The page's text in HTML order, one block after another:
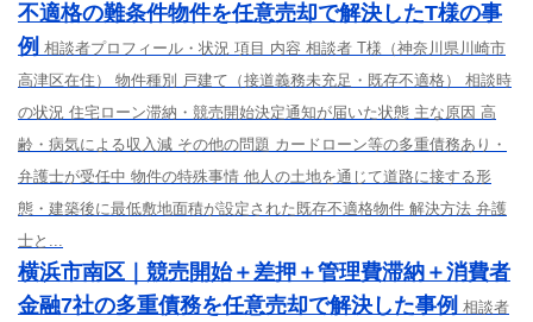
不適格の難条件物件を任意売却で解決したT様の事
例 相談者プロフィール・状況 項目 内容 相談者 T様（神奈川県川崎市
高津区在住） 物件種別 戸建て（接道義務未充足・既存不適格） 相談時
の状況 住宅ローン滞納・競売開始決定通知が届いた状態 主な原因 高
齢・病気による収入減 その他の問題 カードローン等の多重債務あり・
弁護士が受任中 物件の特殊事情 他人の土地を通じて道路に接する形
態・建築後に最低敷地面積が設定された既存不適格物件 解決方法 弁護
士と...
横浜市南区｜競売開始＋差押＋管理費滞納＋消費者
金融7社の多重債務を任意売却で解決した事例 相談者